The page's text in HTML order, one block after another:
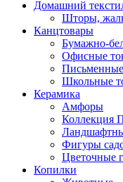
Домашний
Шторы,
Канцтовары
Бумажно-
Офисные
Школьные
Керамика
Амфоры
Коллекция
Фигуры
Цветочные
Копилки